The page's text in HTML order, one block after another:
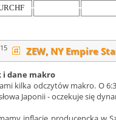
ZEW, NY Empire
i dane makro
kilka odczytów makro. O
Japonii - oczekuje się